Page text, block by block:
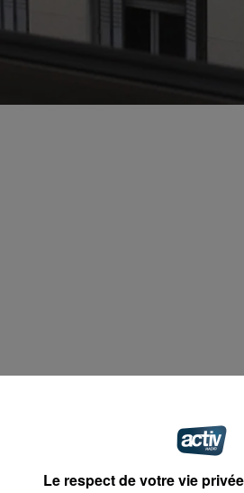
à Saint-Etienne… Le feu a
brûlé.
Le respect de votre vie